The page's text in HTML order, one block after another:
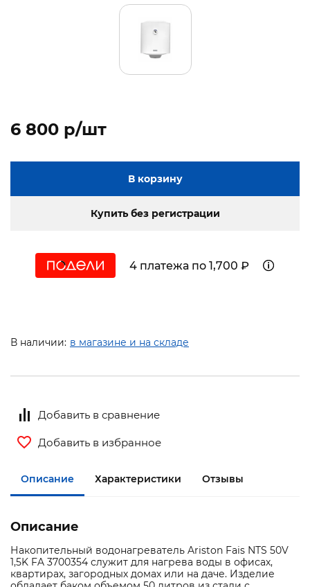
6 800 p/шт
В корзину
Купить без регистрации
4 платежа по 1,700 ₽
В наличии: в магазине и на складе
Добавить в сравнение
Добавить в избранное
Описание Характеристики Отзывы
Описание
Накопительный водонагреватель Ariston Fais NTS 50V
1,5K FA 3700354 служит для нагрева воды в офисах,
квартирах, загородных домах или на даче. Изделие